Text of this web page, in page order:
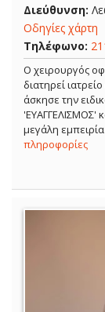
Διεύθυνση:
Οδηγίες χάρτη
Τηλέφωνο:
Ο χειρουργός
διατηρεί
άσκησε την
'ΕΥΑΓΓΕΛΙΣΜΟΣ'
μεγάλη
πληροφορίες